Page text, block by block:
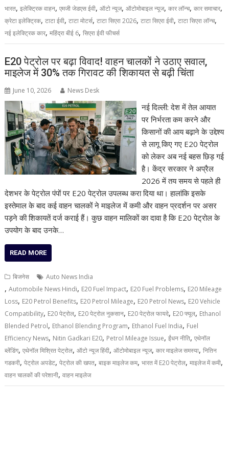
भारत,इलेक्ट्रिक वाहन,एमजी जेडएस ईवी,ऑटो न्यूज,ऑटोमोबाइल न्यूज,कार लॉन्च,कार समाचार,
क्रेटा इलेक्ट्रिक,टाटा ईवी,टाटा मोटर्स,टाटा सिएरा 2026,टाटा सिएरा ईवी,टाटा सिएरा लॉन्च,
नई इलेक्ट्रिक कार,महिंद्रा बीई 6,सिएरा ईवी फीचर्स
E20 पेट्रोल पर बढ़ा विवाद! वाहन चालकों ने उठाए सवाल,
माइलेज में 30% तक गिरावट की शिकायत से बढ़ी चिंता
June 10, 2026 News Desk
नई दिल्ली: देश में तेल आयात
पर निर्भरता कम करने और
किसानों की आय बढ़ाने के उद्देश्य
से लागू किए गए E20 पेट्रोल
को लेकर अब नई बहस छिड़ गई
है। केंद्र सरकार ने अप्रैल
2026 में तय समय से पहले ही
देशभर के पेट्रोल पंपों पर E20 पेट्रोल उपलब्ध करा दिया था। हालांकि इसके
इस्तेमाल के बाद कई वाहन चालकों ने माइलेज में कमी और वाहन प्रदर्शन पर असर
पड़ने की शिकायतें दर्ज कराई हैं। कुछ वाहन मालिकों का दावा है कि E20 पेट्रोल के
उपयोग के बाद उनके…
READ MORE
बिजनेस Auto News India
,Automobile News Hindi, E20 Fuel Impact, E20 Fuel Problems, E20 Mileage
Loss, E20 Petrol Benefits, E20 Petrol Mileage, E20 Petrol News, E20 Vehicle
Compatibility, E20 पेट्रोल, E20 पेट्रोल नुकसान, E20 पेट्रोल फायदे, E20 फ्यूल, Ethanol
Blended Petrol, Ethanol Blending Program, Ethanol Fuel India, Fuel
Efficiency News, Nitin Gadkari E20, Petrol Mileage Issue,ईंधन नीति,एथेनॉल
ब्लेंडिंग,एथेनॉल मिश्रित पेट्रोल,ऑटो न्यूज हिंदी,ऑटोमोबाइल न्यूज,कार माइलेज समस्या,नितिन
गडकरी,पेट्रोल अपडेट,पेट्रोल की खपत,बाइक माइलेज कम,भारत में E20 पेट्रोल,माइलेज में कमी,
वाहन चालकों की परेशानी,वाहन माइलेज